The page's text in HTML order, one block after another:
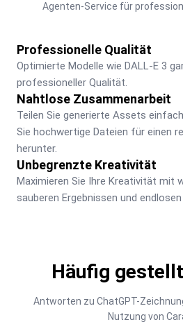
Agenten-Service für
Professionelle Qualität
Optimierte Modelle wie DALL-E 3
professioneller Qualität.
Nahtlose Zusammenarbeit
Teilen Sie generierte Assets
Sie hochwertige Dateien für einen
herunter.
Unbegrenzte Kreativität
Maximieren Sie Ihre Kreativität mit
sauberen Ergebnissen und
Häufig
Antworten zu ChatGPT-
Nutzung von